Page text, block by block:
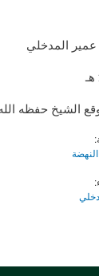
المدخلي
الشيخ حفظه